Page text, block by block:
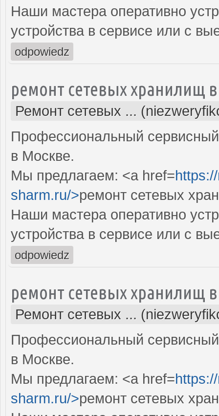
Наши мастера оперативно
устройства в сервисе или с
odpowiedz
ремонт сетевых хранилищ
Ремонт сетевых ...
Профессиональный
в Москве.
Мы предлагаем: <a href=
sharm.ru/>ремонт сетевых
Наши мастера оперативно
устройства в сервисе или с
odpowiedz
ремонт сетевых хранилищ
Ремонт сетевых ...
Профессиональный
в Москве.
Мы предлагаем: <a href=
sharm.ru/>ремонт сетевых